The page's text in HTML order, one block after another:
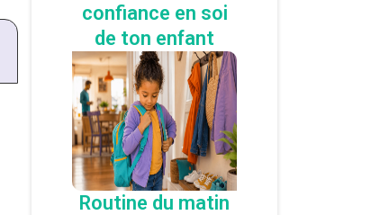
confiance en soi
de ton enfant
Routine du matin